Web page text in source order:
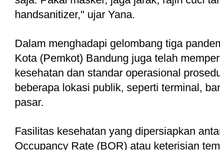
handsanitizer," ujar Yana.
Dalam menghadapi gelombang tiga
Kota (Pemkot) Bandung juga telah
kesehatan dan standar operasional
beberapa lokasi publik, seperti terminal,
pasar.
Fasilitas kesehatan yang dipersiapkan
Occupancy Rate (BOR) atau keterisian